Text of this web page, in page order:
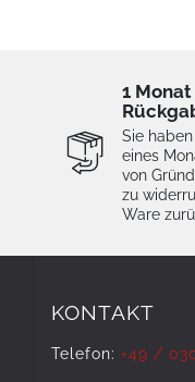
1 Monat
Sie
eines
von
zu
Ware
KONTAKT
Telefon: +49 /